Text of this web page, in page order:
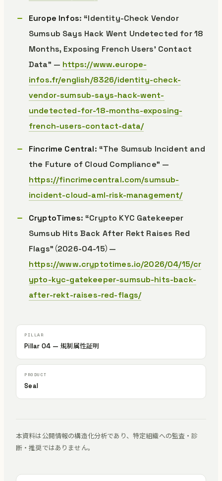
Europe Infos: “Identity-Check Vendor
Sumsub Says Hack Went Undetected for 18
Months, Exposing French Users’ Contact
Data” — https://www.europe-
infos.fr/english/8326/identity-check-
vendor-sumsub-says-hack-went-
undetected-for-18-months-exposing-
french-users-contact-data/
Fincrime Central: “The Sumsub Incident and
the Future of Cloud Compliance” —
https://fincrimecentral.com/sumsub-
incident-cloud-aml-risk-management/
CryptoTimes: “Crypto KYC Gatekeeper
Sumsub Hits Back After Rekt Raises Red
Flags”（2026-04-15）—
https://www.cryptotimes.io/2026/04/15/cr
ypto-kyc-gatekeeper-sumsub-hits-back-
after-rekt-raises-red-flags/
Pillar 04 — 規制属性証明
Seal
本資料は公開情報の構造化分析であり、特定組織への監査・診
断・推奨ではありません。